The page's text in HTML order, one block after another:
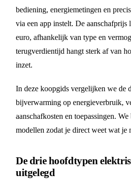
bediening, energiemetingen en
via een app instelt. De aanschafprijs
euro, afhankelijk van type en
terugverdientijd hangt sterk af van
inzet.
In deze koopgids vergelijken we de
bijverwarming op energieverbruik,
aanschafkosten en toepassingen.
modellen zodat je direct weet wat je
De drie hoofdtypen
uitgelegd